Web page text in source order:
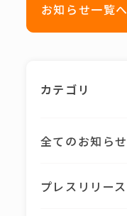
お知らせ一覧
カテゴリ
全てのお知らせ
プレスリリース